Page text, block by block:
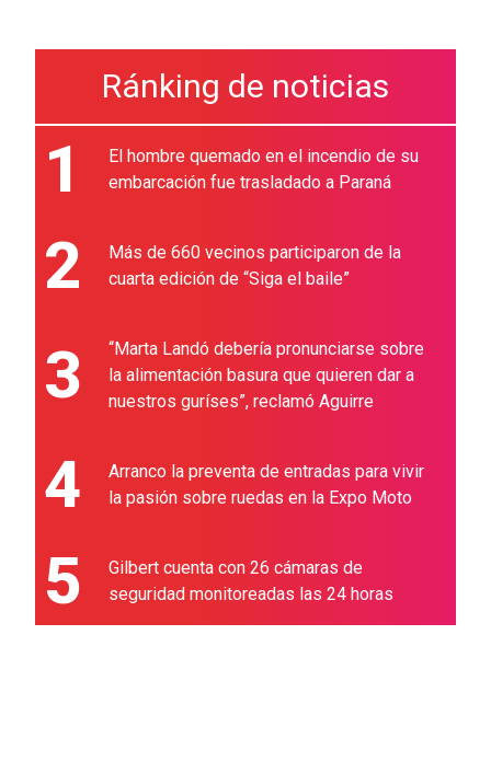
Ránking de noticias
1
El hombre quemado en el incendio de su
embarcación fue trasladado a Paraná
2
Más de 660 vecinos participaron de la
cuarta edición de “Siga el baile”
3
“Marta Landó debería pronunciarse sobre
la alimentación basura que quieren dar a
nuestros guríses”, reclamó Aguirre
4
Arranco la preventa de entradas para vivir
la pasión sobre ruedas en la Expo Moto
5
Gilbert cuenta con 26 cámaras de
seguridad monitoreadas las 24 horas